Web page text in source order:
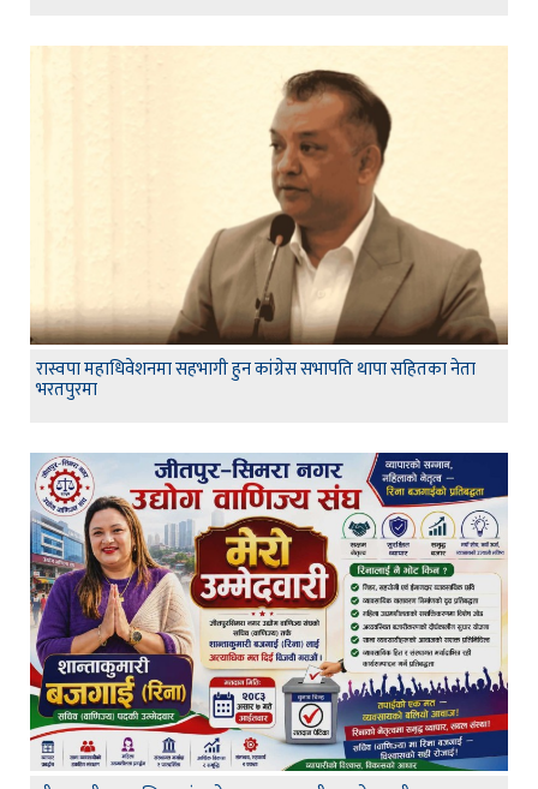
रास्वपा महाधिवेशनमा सहभागी हुन कांग्रेस सभापति थापा सहितका नेता
भरतपुरमा